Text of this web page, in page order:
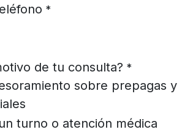
*
de tu consulta? *
sobre prepagas y
turno o atención médica